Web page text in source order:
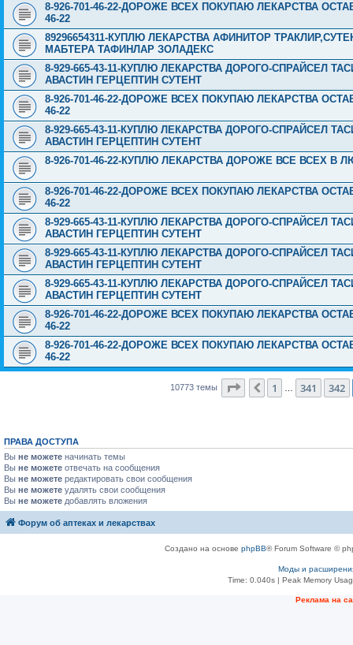
8-926-701-46-22-ДОРОЖЕ ВСЕХ ПОКУПАЮ ЛЕКАРСТВА
46-22
89296654311-КУПЛЮ ЛЕКАРСТВА АФИНИТОР
МАБТЕРА ТАФИНЛАР ЗОЛАДЕКС
8-929-665-43-11-КУПЛЮ ЛЕКАРСТВА ДОРОГО-СПРАЙСЕЛ
АВАСТИН ГЕРЦЕПТИН СУТЕНТ
8-926-701-46-22-ДОРОЖЕ ВСЕХ ПОКУПАЮ ЛЕКАРСТВА
46-22
8-929-665-43-11-КУПЛЮ ЛЕКАРСТВА ДОРОГО-СПРАЙСЕЛ
АВАСТИН ГЕРЦЕПТИН СУТЕНТ
8-926-701-46-22-КУПЛЮ ЛЕКАРСТВА ДОРОЖЕ ВСЕ ВСЕХ В
8-926-701-46-22-ДОРОЖЕ ВСЕХ ПОКУПАЮ ЛЕКАРСТВА
46-22
8-929-665-43-11-КУПЛЮ ЛЕКАРСТВА ДОРОГО-СПРАЙСЕЛ
АВАСТИН ГЕРЦЕПТИН СУТЕНТ
8-929-665-43-11-КУПЛЮ ЛЕКАРСТВА ДОРОГО-СПРАЙСЕЛ
АВАСТИН ГЕРЦЕПТИН СУТЕНТ
8-929-665-43-11-КУПЛЮ ЛЕКАРСТВА ДОРОГО-СПРАЙСЕЛ
АВАСТИН ГЕРЦЕПТИН СУТЕНТ
8-926-701-46-22-ДОРОЖЕ ВСЕХ ПОКУПАЮ ЛЕКАРСТВА
46-22
8-926-701-46-22-ДОРОЖЕ ВСЕХ ПОКУПАЮ ЛЕКАРСТВА
46-22
10773 темы Страница 343из 431
Пред.
1 341 342
ПРАВА ДОСТУПА
Вы не можете начинать темы
Вы не можете отвечать на сообщения
Вы не можете редактировать свои сообщения
Вы не можете удалять свои сообщения
Вы не можете добавлять вложения
Форум об аптеках и лекарствах
Создано на основе phpBB® Forum Software ©
Моды и
Time: 0.040s| Peak Memory
Рeклама на